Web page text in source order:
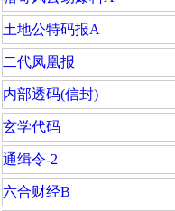
土地公特码报A
二代凤凰报
内部透码(信封)
玄学代码
通缉令-2
六合财经B